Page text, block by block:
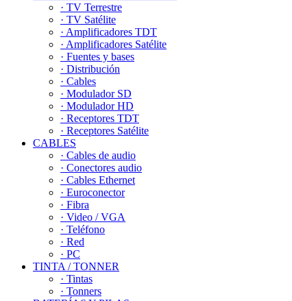
· TV Terrestre
· TV Satélite
· Amplificadores TDT
· Amplificadores Satélite
· Fuentes y bases
· Distribución
· Cables
· Modulador SD
· Modulador HD
· Receptores TDT
· Receptores Satélite
CABLES
· Cables de audio
· Conectores audio
· Cables Ethernet
· Euroconector
· Fibra
· Video / VGA
· Teléfono
· Red
· PC
TINTA / TONNER
· Tintas
· Tonners